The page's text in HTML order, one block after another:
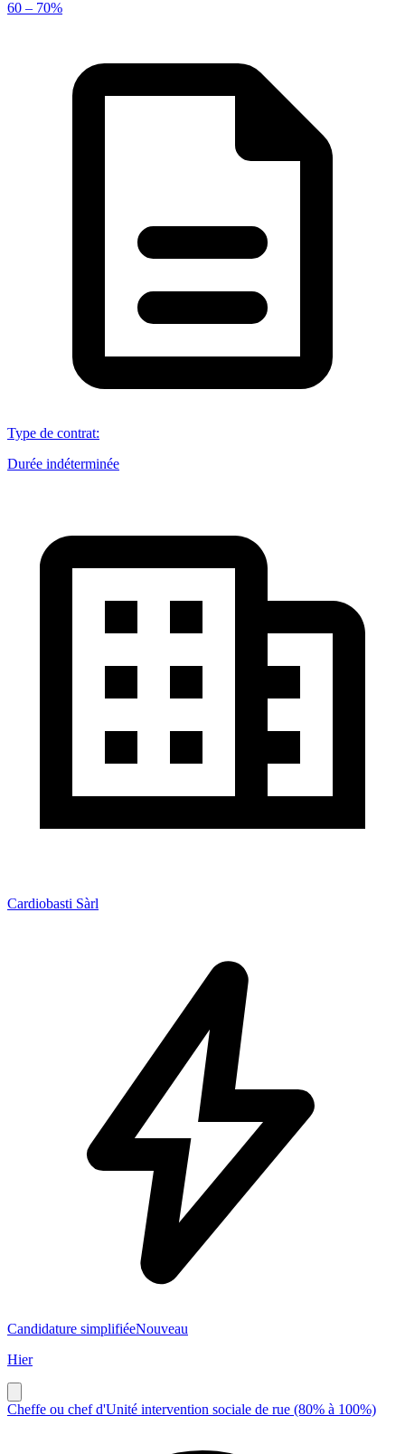
60 – 70%
Type de contrat:
Durée indéterminée
Cardiobasti Sàrl
Candidature simplifiéeNouveau
Hier
Cheffe ou chef d'Unité intervention sociale de rue (80% à 100%)